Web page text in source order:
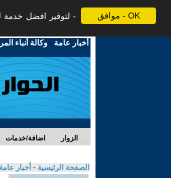
موافق - OK
لتوفير افضل خدمة
أخبار عامة -وكالة أنباء
اضافة/خدمات الزوار
الصفحة الرئيسية - أخبار عامة